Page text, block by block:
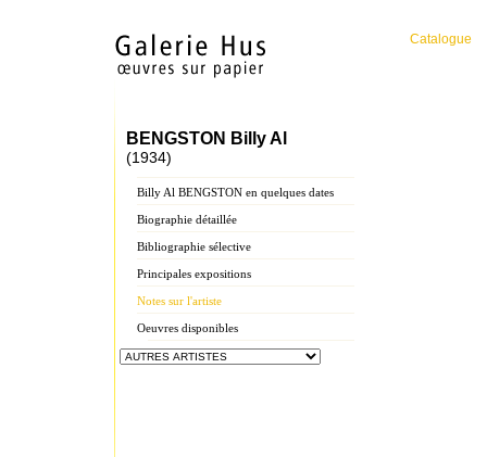
Catalogue
BENGSTON Billy Al
(1934)
Billy Al BENGSTON en quelques dates
Biographie détaillée
Bibliographie sélective
Principales expositions
Notes sur l'artiste
Oeuvres disponibles